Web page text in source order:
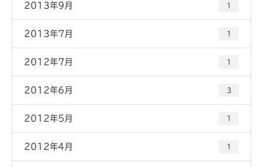
2013年9月 1
2013年7月 1
2012年7月 1
2012年6月 3
2012年5月 1
2012年4月 1